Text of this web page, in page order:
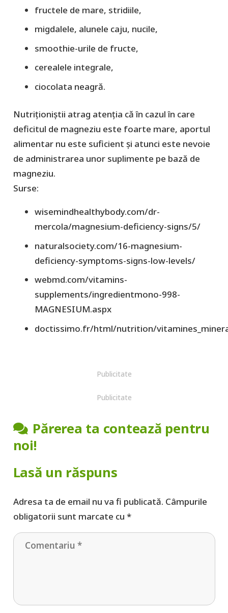
fructele de mare, stridiile,
migdalele, alunele caju, nucile,
smoothie-urile de fructe,
cerealele integrale,
ciocolata neagră.
Nutriționiștii atrag atenția că în cazul în care
deficitul de magneziu este foarte mare, aportul
alimentar nu este suficient și atunci este nevoie
de administrarea unor suplimente pe bază de
magneziu.
Surse:
wisemindhealthybody.com/dr-
mercola/magnesium-deficiency-signs/5/
naturalsociety.com/16-magnesium-
deficiency-symptoms-signs-low-levels/
webmd.com/vitamins-
supplements/ingredientmono-998-
MAGNESIUM.aspx
doctissimo.fr/html/nutrition/
Publicitate
Publicitate
Părerea ta contează pentru
noi!
Lasă un răspuns
Adresa ta de email nu va fi publicată. Câmpurile
obligatorii sunt marcate cu *